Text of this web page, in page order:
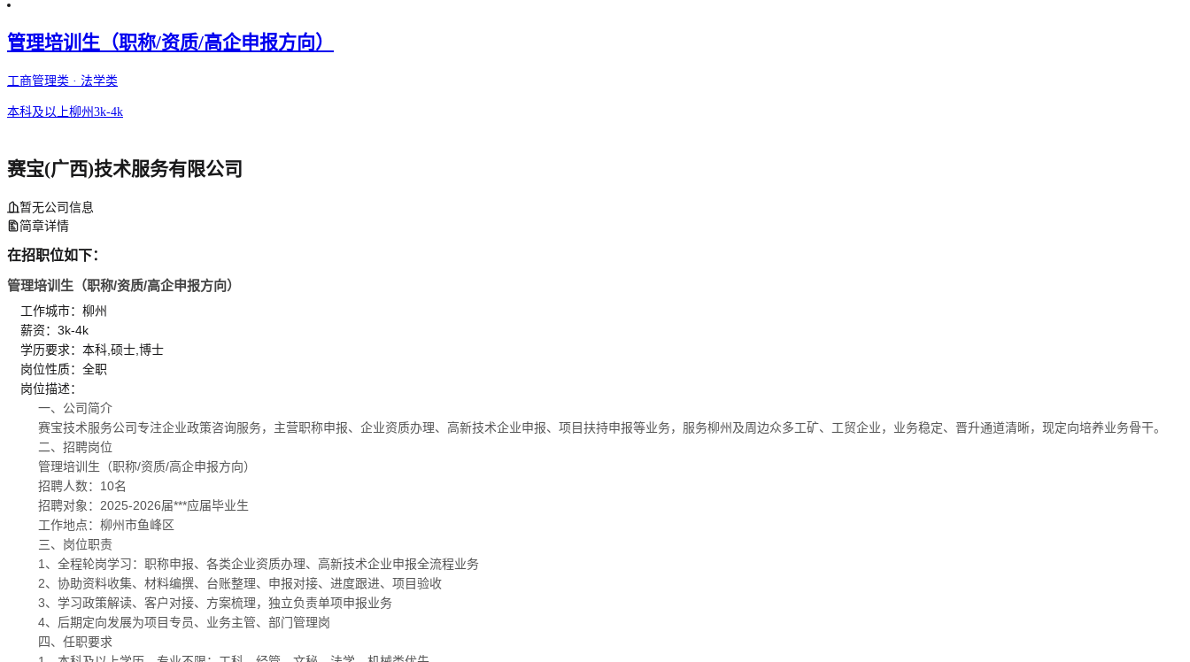
管理培训生（职称/资质/高企申报方向）
工商管理类 · 法学类
本科及以上柳州 3k-4k
赛宝(广西)技术服务有限公司
暂无公司信息
简章详情
在招职位如下：
管理培训生（职称/资质/高企申报方向）
工作城市：柳州
薪资：3k-4k
学历要求：本科,硕士,博士
岗位性质：全职
岗位描述：
一、公司简介
赛宝技术服务公司专注企业政策咨询服务，主营职称申报、企业资质办理、高新技术企业申报、项目扶持申报等业务，服务柳州及周边众多工矿、工贸企业，业务稳定、晋升通道清晰，现定向培养业务骨干。
二、招聘岗位
管理培训生（职称/资质/高企申报方向）
招聘人数：10名
招聘对象：2025-2026届***应届毕业生
工作地点：柳州市鱼峰区
三、岗位职责
1、全程轮岗学习：职称申报、各类企业资质办理、高新技术企业申报全流程业务
2、协助资料收集、材料编撰、台账整理、申报对接、进度跟进、项目验收
3、学习政策解读、客户对接、方案梳理，独立负责单项申报业务
4、后期定向发展为项目专员、业务主管、部门管理岗
四、任职要求